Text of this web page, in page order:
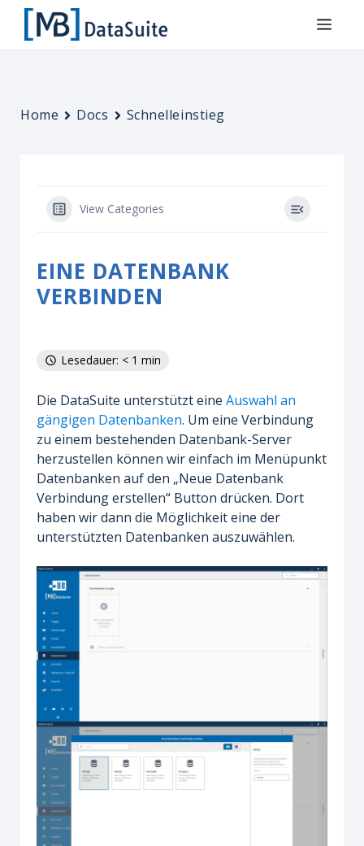
Home Docs Schnelleinstieg
View Categories
EINE DATENBANK
VERBINDEN
Lesedauer: < 1 min
Die DataSuite unterstützt eine Auswahl an
gängigen Datenbanken. Um eine Verbindung
zu einem bestehenden Datenbank-Server
herzustellen können wir einfach im Menüpunkt
Datenbanken auf den „Neue Datenbank
Verbindung erstellen“ Button drücken. Dort
haben wir dann die Möglichkeit eine der
unterstützten Datenbanken auszuwählen.